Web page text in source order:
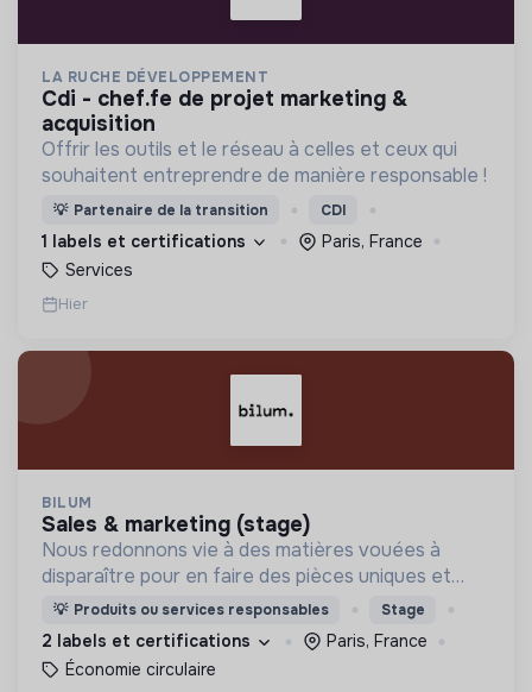
LA RUCHE DÉVELOPPEMENT
cdi - chef.fe de projet marketing &
acquisition
Offrir les outils et le réseau à celles et ceux qui
souhaitent entreprendre de manière responsable !
💡 Partenaire de la transition CDI
1 labels et certifications
Paris, France
Services
Hier
BILUM
sales & marketing (stage)
Nous redonnons vie à des matières vouées à
disparaître pour en faire des pièces uniques et
originales. Notre manufacture d’upcycling s'inscrit
en circuit court et dans l’économie sociale et
solidaire.
💡 Produits ou services responsables Stage
2 labels et certifications
Paris, France
Économie circulaire